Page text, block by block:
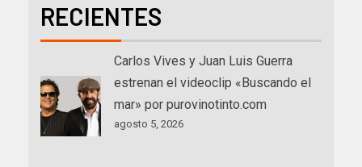
RECIENTES
Carlos Vives y Juan Luis Guerra
estrenan el videoclip «Buscando el
mar» por purovinotinto.com
agosto 5, 2026